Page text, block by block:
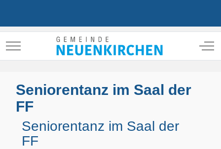
Mobile Menu Toggle Off-
Seniorentanz im Saal der
FF
Seniorentanz im Saal der
FF